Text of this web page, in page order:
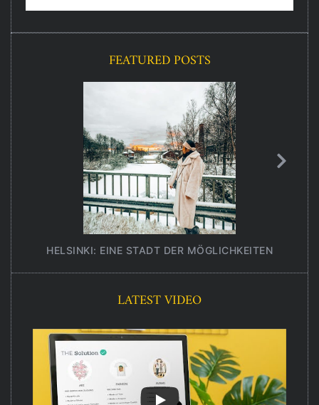
FEATURED POSTS
HELSINKI: EINE STADT DER MÖGLICHKEITEN
LATEST VIDEO